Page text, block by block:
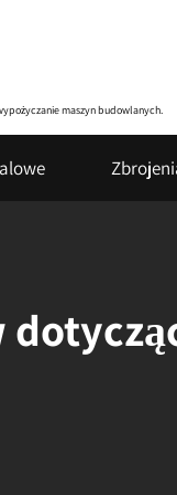
maszyn budowlanych.